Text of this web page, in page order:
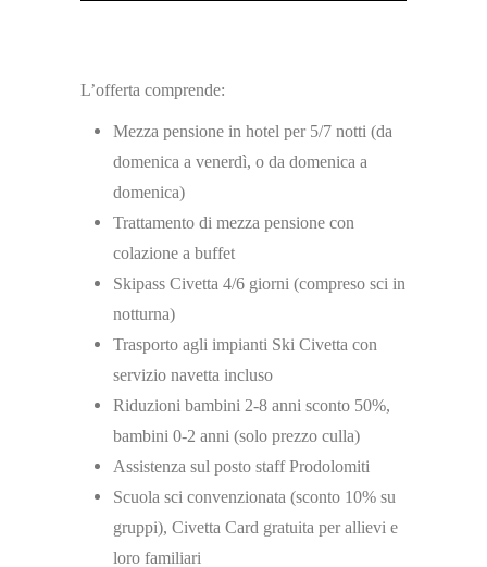
L’offerta comprende:
Mezza pensione in hotel per 5/7 notti (da
domenica a venerdì, o da domenica a
domenica)
Trattamento di mezza pensione con
colazione a buffet
Skipass Civetta 4/6 giorni (compreso sci in
notturna)
Trasporto agli impianti Ski Civetta con
servizio navetta incluso
Riduzioni bambini 2-8 anni sconto 50%,
bambini 0-2 anni (solo prezzo culla)
Assistenza sul posto staff Prodolomiti
Scuola sci convenzionata (sconto 10% su
gruppi), Civetta Card gratuita per allievi e
loro familiari